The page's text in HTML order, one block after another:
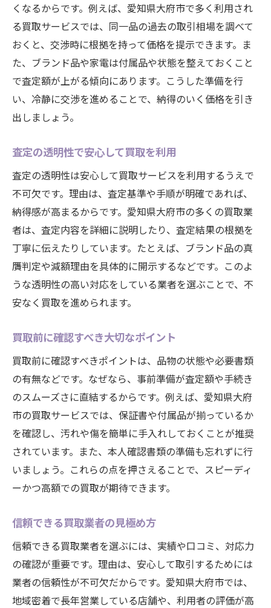
くなるからです。例えば、愛知県大府市で多く利用され
る買取サービスでは、同一品の過去の取引相場を調べて
おくと、交渉時に根拠を持って価格を提示できます。ま
た、ブランド品や家電は付属品や状態を整えておくこと
で査定額が上がる傾向にあります。こうした準備を行
い、冷静に交渉を進めることで、納得のいく価格を引き
出しましょう。
査定の透明性で安心して買取を利用
査定の透明性は安心して買取サービスを利用するうえで
不可欠です。理由は、査定基準や手順が明確であれば、
納得感が高まるからです。愛知県大府市の多くの買取業
者は、査定内容を詳細に説明したり、査定結果の根拠を
丁寧に伝えたりしています。たとえば、ブランド品の真
贋判定や減額理由を具体的に開示するなどです。このよ
うな透明性の高い対応をしている業者を選ぶことで、不
安なく買取を進められます。
買取前に確認すべき大切なポイント
買取前に確認すべきポイントは、品物の状態や必要書類
の有無などです。なぜなら、事前準備が査定額や手続き
のスムーズさに直結するからです。例えば、愛知県大府
市の買取サービスでは、保証書や付属品が揃っているか
を確認し、汚れや傷を簡単に手入れしておくことが推奨
されています。また、本人確認書類の準備も忘れずに行
いましょう。これらの点を押さえることで、スピーディ
ーかつ高額での買取が期待できます。
信頼できる買取業者の見極め方
信頼できる買取業者を選ぶには、実績や口コミ、対応力
の確認が重要です。理由は、安心して取引するためには
業者の信頼性が不可欠だからです。愛知県大府市では、
地域密着で長年営業している店舗や、利用者の評価が高